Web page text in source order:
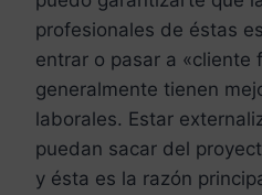
profesionales de éstas
entrar o pasar a «cliente
generalmente tienen
laborales. Estar
puedan sacar del
y ésta es la razón